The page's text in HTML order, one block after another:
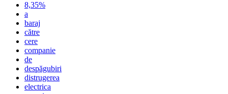
8,35%
a
baraj
către
cere
companie
de
despăgubiri
distrugerea
electrica